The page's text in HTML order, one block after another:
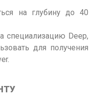
на глубину до 40
специализацию Deep,
для получения